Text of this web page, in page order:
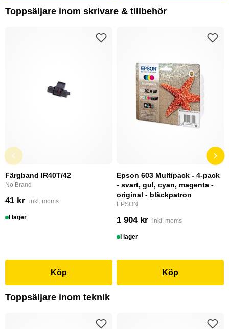
Toppsäljare inom skrivare & tillbehör
Färgband IR40T/42
No Brand
41 kr inkl. moms
I lager
Köp
Epson 603 Multipack - 4-pack
- svart, gul, cyan, magenta -
original - bläckpatron
EPSON
1 904 kr inkl. moms
I lager
Köp
Toppsäljare inom teknik